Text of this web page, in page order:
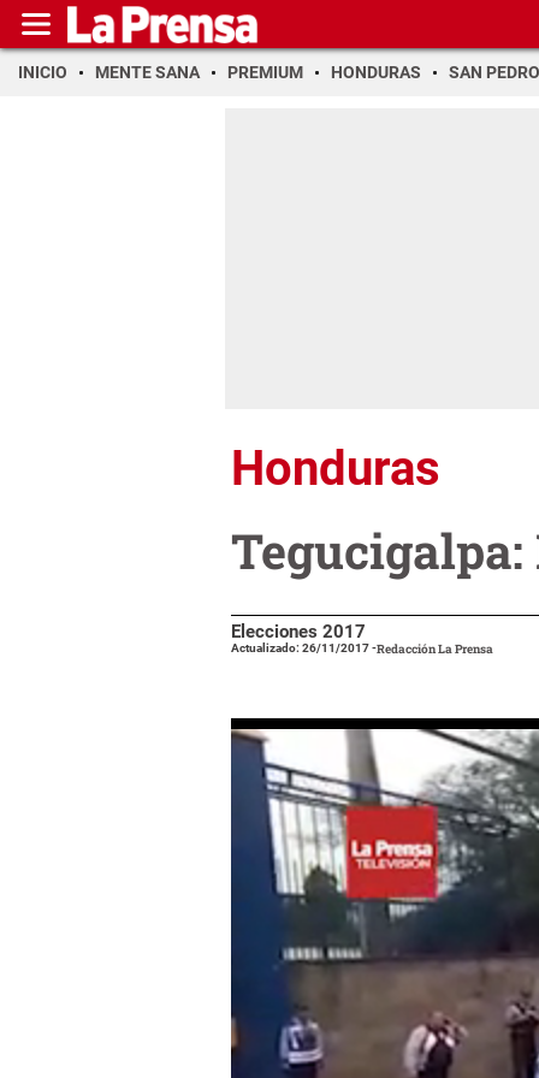
INICIO MENTE SANA PREMIUM HONDURAS SAN PEDRO
Honduras
Elecciones 2017
Actualizado: 26/11/2017-Redacción La Prensa